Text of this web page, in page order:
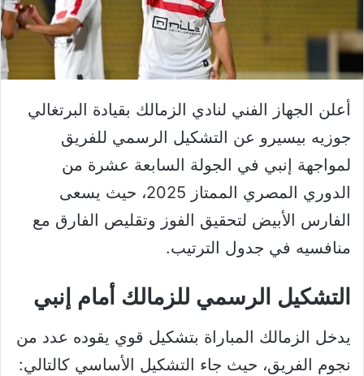
أعلن الجهاز الفني لنادي الزمالك بقيادة البرتغالي
جوزيه بيسيرو عن التشكيل الرسمي للفريق
لمواجهة إنبي في الجولة السابعة عشرة من
الدوري المصري الممتاز 2025، حيث يسعى
الفارس الأبيض لتحقيق الفوز وتقليص الفارق مع
منافسيه في جدول الترتيب.
التشكيل الرسمي للزمالك أمام إنبي
يدخل الزمالك المباراة بتشكيل قوي يقوده عدد من
نجوم الفريق، حيث جاء التشكيل الأساسي كالتالي: